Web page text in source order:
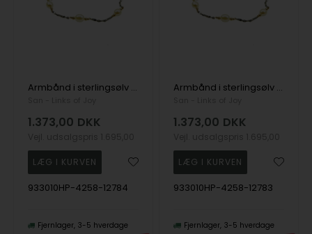
Armbånd i sterlingsølv med 9kt guld & ferskvandsperler 18+4 cm, fra San - Links of Joy
1.373,00 DKK
933010HP-4258-12784
Fjernlager 3-5 hverdage
Armbånd i sterlingsølv med 9kt guld & ferskvandsperler 16+4 cm, fra San - Links of Joy
1.373,00 DKK
933010HP-4258-12783
Fjernlager 3-5 hverdage